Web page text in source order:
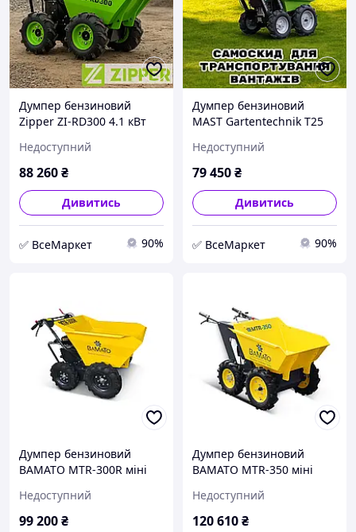
Думпер бензиновий
Zipper ZI-RD300 4.1 кВт
будівельна тачка з
мотором
Недоступний
88 260₴
Дивитись
✅ ВсеМаркет 90%
Думпер бензиновий
MAST Gartentechnik T25
будівельна тачка з
мотором
Недоступний
79 450₴
Дивитись
✅ ВсеМаркет 90%
Думпер бензиновий
BAMATO MTR-300R міні
будівельна тачка з
мотором
Недоступний
99 200₴
Думпер бензиновий
BAMATO MTR-350 міні
будівельна тачка з
мотором
Недоступний
120 610₴